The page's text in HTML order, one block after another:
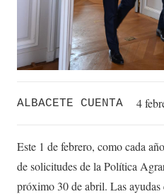
ALBACETE CUENTA 4
Este 1 de febrero, como cada
de solicitudes de la Política
próximo 30 de abril. Las ayudas